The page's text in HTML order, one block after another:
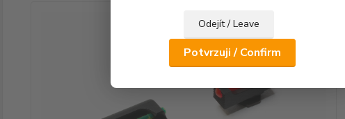
Odejít / Leave
Potvrzuji / Confirm